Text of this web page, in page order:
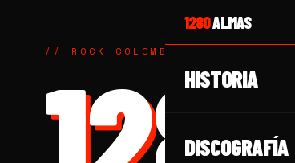
1280ALMAS
HISTORIA
DISCOGRAFÍA
// ROCK COLOMBIANO DESDE 1989